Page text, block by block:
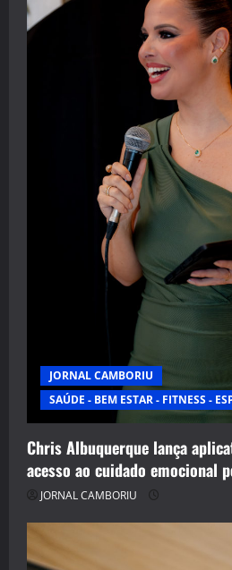
JORNAL CAMBORIU
SAÚDE - BEM ESTAR - FITNESS -
Chris Albuquerque lança
acesso ao cuidado emocional
JORNAL CAMBORIU